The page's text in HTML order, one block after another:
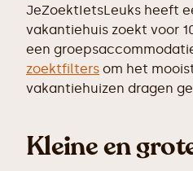
JeZoektIetsLeuks heeft
vakantiehuis zoekt voor
een
zoektfilters om het
vakantiehuizen dragen
Kleine en